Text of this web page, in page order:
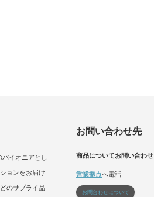
イオニアとし
ョンをお届け
のサプライ品
お問い合わせ先
商品についてお問い合わせ
営業拠点へ電話
お問合わせについて